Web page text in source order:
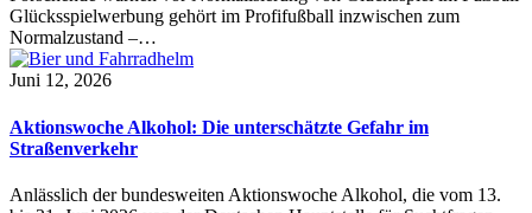
Glücksspielwerbung gehört im Profifußball inzwischen zum
Normalzustand –…
Juni 12, 2026
Aktionswoche Alkohol: Die unterschätzte Gefahr im
Straßenverkehr
Anlässlich der bundesweiten Aktionswoche Alkohol, die vom 13.